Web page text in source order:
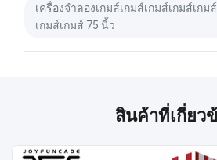
เครื่องจําลองเกมส์เกมส์เกมส์เกมส์เกม
เกมส์เกมส์ 75 นิ้ว
สินค้าที่เกี่ยว